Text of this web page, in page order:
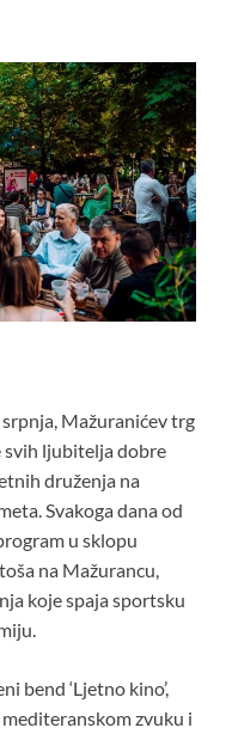
Mažuranićev trg
svih ljubitelja dobre
druženja na
Svakoga dana od
u sklopu
na Mažurancu,
koje spaja sportsku
bend ‘Ljetno kino’,
zvuku i